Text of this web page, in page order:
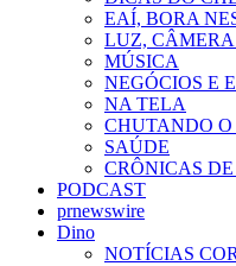
EAÍ, BORA
LUZ,
MÚSICA
NEGÓCIOS E
NA TELA
CHUTANDO
SAÚDE
CRÔNICAS
PODCAST
prnewswire
Dino
NOTÍCIAS